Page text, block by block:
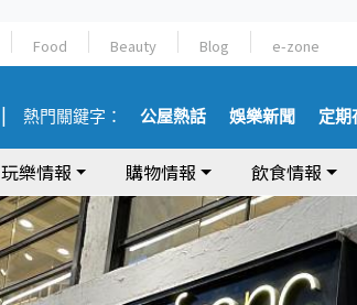
Food Beauty Blog e-zone
熱門關鍵字： 公屋熱話 娛樂新聞 定期
玩樂情報 購物情報 飲食情報